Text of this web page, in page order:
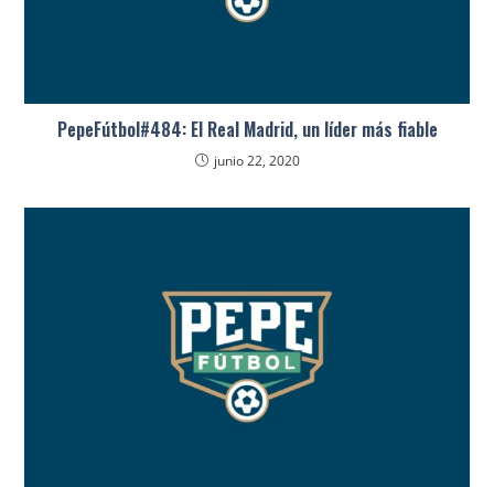
PepeFútbol#484: El Real Madrid, un líder más fiable
junio 22, 2020